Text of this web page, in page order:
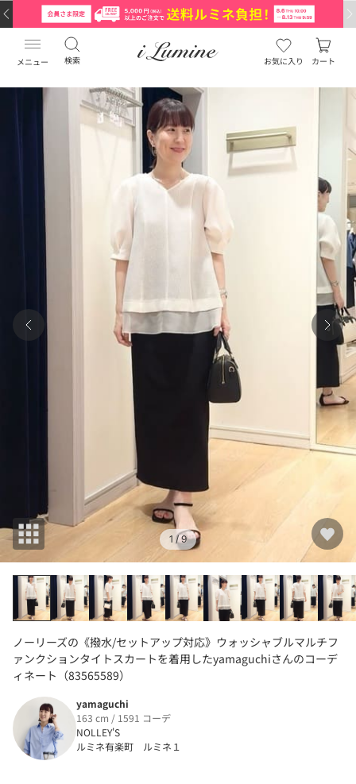
メニュー 検索 お気に入り カート
1 / 9
ノーリーズの《撥水/セットアップ対応》ウォッシャブルマルチフ
ァンクションタイトスカートを着用したyamaguchiさんのコーデ
ィネート（83565589）
yamaguchi
163 cm / 1591 コーデ
NOLLEY'S
ルミネ有楽町 ルミネ１